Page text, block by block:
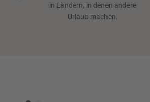
in Ländern, in denen andere
Urlaub machen.
Weihnachtsgeld. Bei uns
erwartet Sie eine Menge